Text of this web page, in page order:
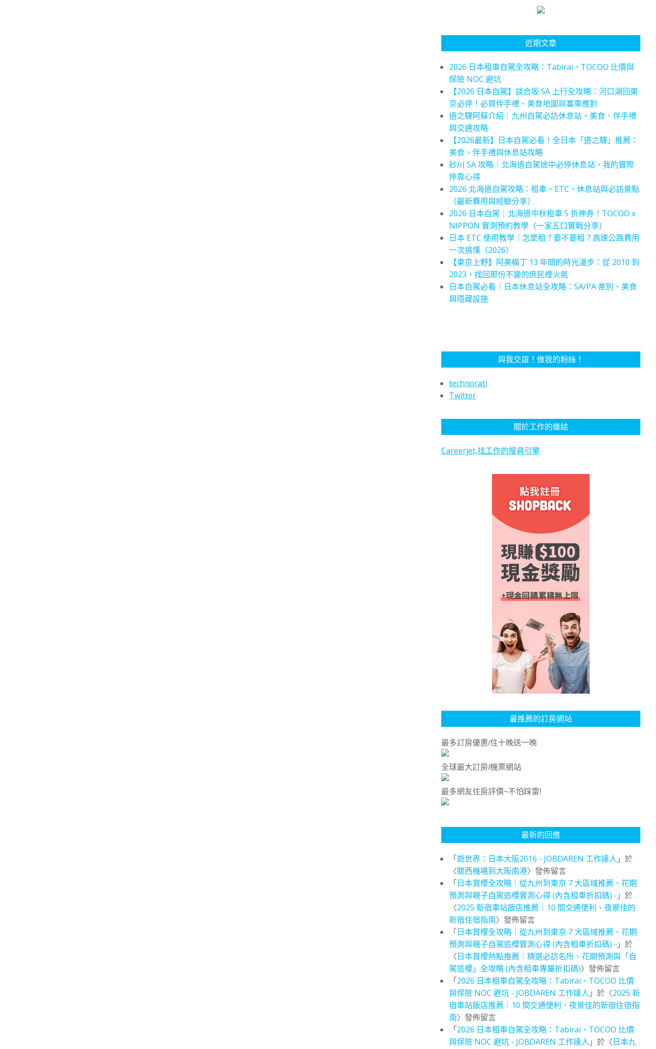
近期文章
2026 日本租車自駕全攻略：Tabirai、TOCOO 比價與
保險 NOC 避坑
【2026 日本自駕】談合坂 SA 上行全攻略：河口湖回東
京必停！必買伴手禮、美食地圖與塞車應對
道之驛阿蘇介紹｜九州自駕必訪休息站，美食、伴手禮
與交通攻略
【2026最新】日本自駕必看！全日本「道之驛」推薦：
美食、伴手禮與休息站攻略
砂川 SA 攻略｜北海道自駕途中必停休息站，我的實際
停靠心得
2026 北海道自駕攻略：租車、ETC、休息站與必訪景點
（最新費用與經驗分享）
2026 日本自駕｜北海道中秋租車 5 折神券！TOCOO x
NIPPON 實測預約教學（一家五口實戰分享）
日本 ETC 使用教學｜怎麼租？要不要租？高速公路費用
一次搞懂（2026）
【東京上野】阿美橫丁 13 年間的時光漫步：從 2010 到
2023，找回那份不變的庶民煙火氣
日本自駕必看｜日本休息站全攻略：SA/PA 差別、美食
與隱藏設施
與我交誼！做我的粉絲！
technorati
Twitter
關於工作的連結
Careerjet,找工作的搜尋引擎
最推薦的訂房網站
最多訂房優惠/住十晚送一晚
全球最大訂房/機票網站
最多網友住房評價~不怕踩雷!
最新的回應
「遊世界：日本大阪2016 - JOBDAREN 工作達人 」於
〈關西機場到大阪南港〉發佈留言
「日本賞櫻全攻略｜從九州到東京 7 大區域推薦、花期
預測與親子自駕追櫻實測心得 (內含租車折扣碼) - 」於
〈2025 新宿車站飯店推薦｜10 間交通便利、夜景佳的
新宿住宿指南〉發佈留言
「日本賞櫻全攻略｜從九州到東京 7 大區域推薦、花期
預測與親子自駕追櫻實測心得 (內含租車折扣碼) - 」於
〈日本賞櫻熱點推薦｜精選必訪名所、花期預測與「自
駕追櫻」全攻略 (內含租車專屬折扣碼)〉發佈留言
「2026 日本租車自駕全攻略：Tabirai、TOCOO 比價
與保險 NOC 避坑 - JOBDAREN 工作達人 」於〈2025 新
宿車站飯店推薦｜10 間交通便利、夜景佳的新宿住宿指
南〉發佈留言
「2026 日本租車自駕全攻略：Tabirai、TOCOO 比價
與保險 NOC 避坑 - JOBDAREN 工作達人 」於〈日本九